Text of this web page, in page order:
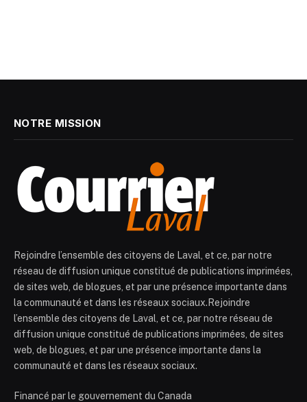
NOTRE MISSION
Rejoindre l’ensemble des citoyens de Laval, et ce, par notre
réseau de diffusion unique constitué de publications imprimées,
de sites web, de blogues, et par une présence importante dans
la communauté et dans les réseaux sociaux.Rejoindre
l’ensemble des citoyens de Laval, et ce, par notre réseau de
diffusion unique constitué de publications imprimées, de sites
web, de blogues, et par une présence importante dans la
communauté et dans les réseaux sociaux.
Financé par le gouvernement du Canada